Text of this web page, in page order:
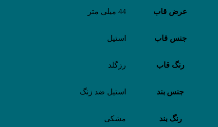
عرض قاب 44 میلی متر
جنس قاب استیل
رنگ قاب رزگلد
جنس بند استیل ضد زنگ
رنگ بند مشکی